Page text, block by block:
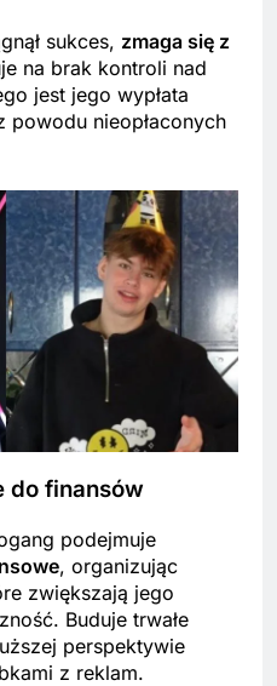
sukces, zmaga się z
na brak kontroli nad
jest jego wypłata
powodu nieopłaconych
do finansów
podejmuje
, organizując
zwiększają jego
Buduje trwałe
perspektywie
z reklam.